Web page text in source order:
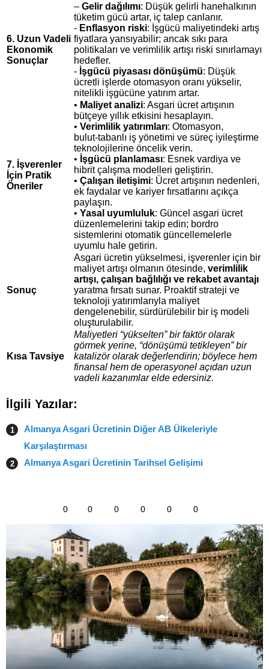
6. Uzun Vadeli
Ekonomik
Sonuçlar
– Gelir dağılımı: Düşük gelirli hanehalkının
tüketim gücü artar, iç talep canlanır.
‑ Enflasyon riski: İşgücü maliyetindeki artış
fiyatlara yansıyabilir; ancak sıkı para
politikaları ve verimlilik artışı riski sınırlamayı
hedefler.
‑ İşgücü piyasası dönüşümü: Düşük
ücretli işlerde otomasyon oranı yükselir,
nitelikli işgücüne yatırım artar.
7. İşverenler
İçin Pratik
Öneriler
• Maliyet analizi: Asgari ücret artışının
bütçeye yıllık etkisini hesaplayın.
• Verimlilik yatırımları: Otomasyon,
bulut‑tabanlı iş yönetimi ve süreç iyileştirme
teknolojilerine öncelik verin.
• İşgücü planlaması: Esnek vardiya ve
hibrit çalışma modelleri geliştirin.
• Çalışan iletişimi: Ücret artışının nedenleri,
ek faydalar ve kariyer fırsatlarını açıkça
paylaşın.
• Yasal uyumluluk: Güncel asgari ücret
düzenlemelerini takip edin; bordro
sistemlerini otomatik güncellemelerle
uyumlu hale getirin.
Sonuç
Asgari ücretin yükselmesi, işverenler için bir
maliyet artışı olmanın ötesinde, verimlilik
artışı, çalışan bağlılığı ve rekabet avantajı
yaratma fırsatı sunar. Proaktif strateji ve
teknoloji yatırımlarıyla maliyet
dengelenebilir, sürdürülebilir bir iş modeli
oluşturulabilir.
Kısa Tavsiye
Maliyetleri “yükselten” bir faktör olarak
görmek yerine, “dönüşümü tetikleyen” bir
katalizör olarak değerlendirin; böylece hem
finansal hem de operasyonel açıdan uzun
vadeli kazanımlar elde edersiniz.
İlgili Yazılar:
Almanya Asgari Ücretinin Diğer AB Ülkeleriyle
Karşılaştırması
Almanya Asgari Ücretinin Tarihsel Gelişimi
0 0 0 0 0 0